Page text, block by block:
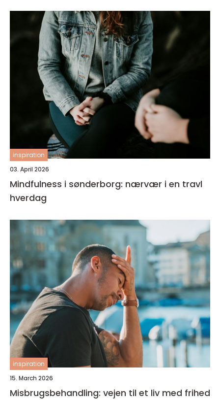
inspiration
03. April 2026
Mindfulness i sønderborg: nærvær i en travl
hverdag
inspiration
15. March 2026
Misbrugsbehandling: vejen til et liv med frihed